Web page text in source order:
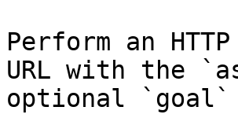
Perform an
URL with the
optional `goal`